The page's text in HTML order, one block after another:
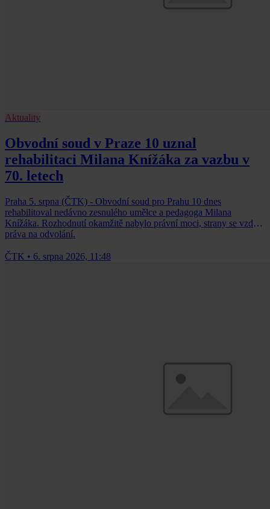
Aktuality
Obvodní soud v Praze 10 uznal
rehabilitaci Milana Knížáka za vazbu v
70. letech
Praha 5. srpna (ČTK) - Obvodní soud pro Prahu 10 dnes
rehabilitoval nedávno zesnulého umělce a pedagoga Milana
Knížáka. Rozhodnutí okamžitě nabylo právní moci, strany se vzdaly
práva na odvolání.
ČTK • 6. srpna 2026, 11:48